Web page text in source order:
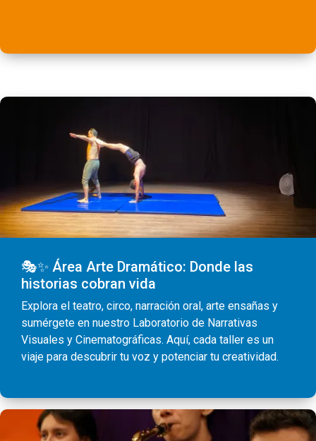
🎭✨ Área Arte Dramático: Donde las
historias cobran vida
Explora el teatro, circo, narración oral, arte ensañas y
sumérgete en nuestro Laboratorio de Narrativas
Visuales y Cinematográficas. Aquí, cada taller es un
viaje para descubrir tu voz y potenciar tu creatividad.